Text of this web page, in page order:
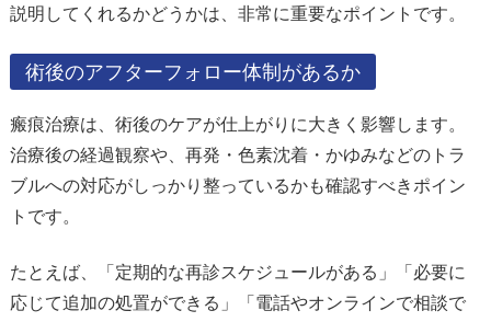
説明してくれるかどうかは、非常に重要なポイントです。
術後のアフターフォロー体制があるか
瘢痕治療は、術後のケアが仕上がりに大きく影響します。
治療後の経過観察や、再発・色素沈着・かゆみなどのトラ
ブルへの対応がしっかり整っているかも確認すべきポイン
トです。
たとえば、「定期的な再診スケジュールがある」「必要に
応じて追加の処置ができる」「電話やオンラインで相談で